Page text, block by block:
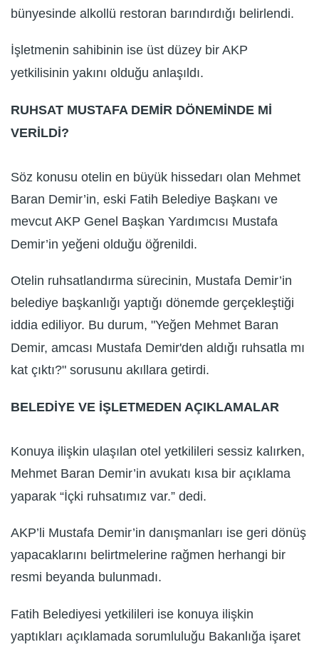
bünyesinde alkollü restoran barındırdığı belirlendi.
İşletmenin sahibinin ise üst düzey bir AKP
yetkilisinin yakını olduğu anlaşıldı.
RUHSAT MUSTAFA DEMİR DÖNEMİNDE Mİ
VERİLDİ?
Söz konusu otelin en büyük hissedarı olan Mehmet
Baran Demir’in, eski Fatih Belediye Başkanı ve
mevcut AKP Genel Başkan Yardımcısı Mustafa
Demir’in yeğeni olduğu öğrenildi.
Otelin ruhsatlandırma sürecinin, Mustafa Demir’in
belediye başkanlığı yaptığı dönemde gerçekleştiği
iddia ediliyor. Bu durum, "Yeğen Mehmet Baran
Demir, amcası Mustafa Demir'den aldığı ruhsatla mı
kat çıktı?" sorusunu akıllara getirdi.
BELEDİYE VE İŞLETMEDEN AÇIKLAMALAR
Konuya ilişkin ulaşılan otel yetkilileri sessiz kalırken,
Mehmet Baran Demir’in avukatı kısa bir açıklama
yaparak “İçki ruhsatımız var.” dedi.
AKP’li Mustafa Demir’in danışmanları ise geri dönüş
yapacaklarını belirtmelerine rağmen herhangi bir
resmi beyanda bulunmadı.
Fatih Belediyesi yetkilileri ise konuya ilişkin
yaptıkları açıklamada sorumluluğu Bakanlığa işaret